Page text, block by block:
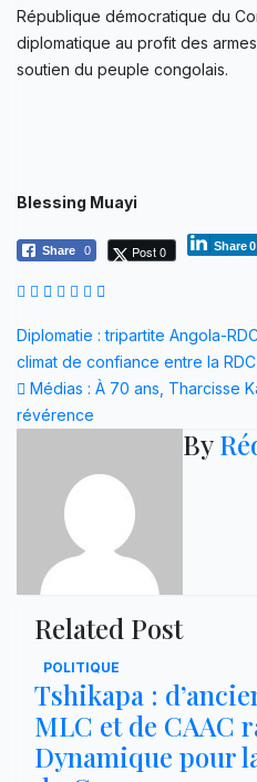
République démocratique du
diplomatique au profit des
soutien du peuple congolais.
Blessing Muayi
Share 0 Post 0 Share0
Navigation
de
l’article
Diplomatie : tripartite Angola-
climat de confiance entre la
Médias : À 70 ans, Tharcisse
révérence
By
Related Post
POLITIQUE
Tshikapa :
MLC et de CAAC
Dynamique pour